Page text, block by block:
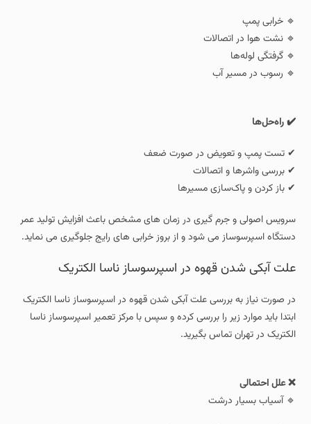
🔹 خرابی پمپ
🔹 نشت هوا در اتصالات
🔹 گرفتگی لوله‌ها
🔹 رسوب در مسیر آب
✔️ راه‌حل‌ها
✔ تست پمپ و تعویض در صورت ضعف
✔ بررسی واشرها و اتصالات
✔ باز کردن و پاک‌سازی مسیرها
سرویس اصولی و جرم گیری در زمان های مشخص باعث افزایش تولید عمر
دستگاه اسپرسوساز می شود و از بروز خرابی های رایج جلوگیری می نماید.
علت آبکی شدن قهوه در اسپرسوساز ناسا الکتریک
در صورت نیاز به بررسی علت آبکی شدن قهوه در اسپرسوساز ناسا الکتریک
ابتدا باید موارد زیر را بررسی کرده و سپس با مرکز تعمیر اسپرسوساز ناسا
الکتریک در تهران تماس بگیرید.
❌ علل احتمالی
🔹 آسیاب بسیار درشت